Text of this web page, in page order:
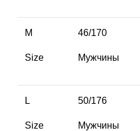
M
Size
46/170
Мужчины
L
Size
50/176
Мужчины